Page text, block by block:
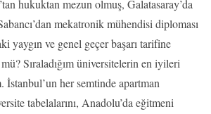
hukuktan mezun olmuş, Galatasaray’da
mekatronik mühendisi diploması
yaygın ve genel geçer başarı tarifine
Sıraladığım üniversitelerin en iyileri
İstanbul’un her semtinde apartman
tabelalarını, Anadolu’da eğitmeni